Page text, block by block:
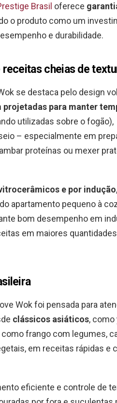
Brasil oferece
o produto como um
e durabilidade.
receitas cheias de
se destaca pelo design
para manter
utilizadas sobre o fogão),
– especialmente em
proteínas ou mexer
e por indução
apartamento pequeno à
bom desempenho em
em maiores
Wok foi pensada para
clássicos asiáticos, como
como frango com legumes,
em receitas rápidas e
eficiente e controle de